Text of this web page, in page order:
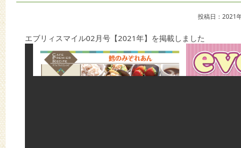
投稿日：2021
エブリィスマイル02月号【2021年】を掲載しました